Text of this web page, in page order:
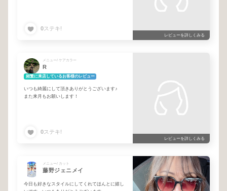
0ステキ!
レビューを詳しくみる
メニュー/ ケアカラー
R
頻繁に来店しているお客様のレビュー
いつも綺麗にして頂きありがとうございます♪
また来月もお願いします！
0ステキ!
レビューを詳しくみる
メニュー/ カット
藤野ジェニメイ
今日も好きなスタイルにしてくれてほんとに嬉し